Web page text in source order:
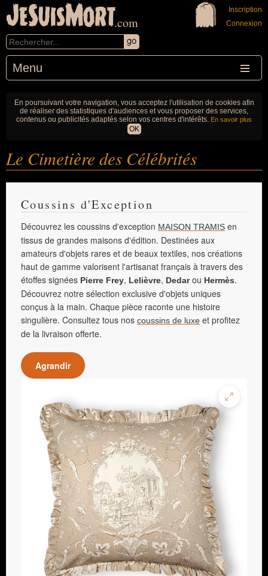
JeSuisMort.com
Menu
Inscription
Connexion
En poursuivant votre navigation, vous acceptez l'utilisation de cookies afin
de réaliser des statistiques d'audiences et vous proposer des services,
contenus ou publicités adaptés selon vos centres d'intérêts. En savoir plus
OK
Le Cimetière des Célébrités
Coussins d'Exception
Découvrez les coussins d'exception MAISON TRAMIS en
tissus de grandes maisons d'édition. Destinées aux
amateurs d'objets rares et de beaux textiles, nos créations
haut de gamme valorisent l'artisanat français à travers des
étoffes signées Pierre Frey, Lelièvre, Dedarou Hermès.
Découvrez notre sélection exclusive d'objets uniques
conçus à la main. Chaque pièce raconte une histoire
singulière. Consultez tous nos coussins de luxe et profitez
de la livraison offerte.
Agrandir